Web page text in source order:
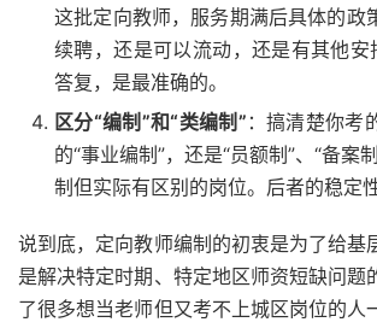
这批定向教师，服务期满后具体的政
续聘，还是可以流动，还是有其他安
答复，是最准确的。
区分“编制”和“类编制” ：搞清楚你考
的“事业编制”，还是“员额制”、“备案
制但实际有区别的岗位。后者的稳定
说到底，定向教师编制的初衷是为了给基
是解决特定时期、特定地区师资短缺问题
了很多想当老师但又考不上城区岗位的人